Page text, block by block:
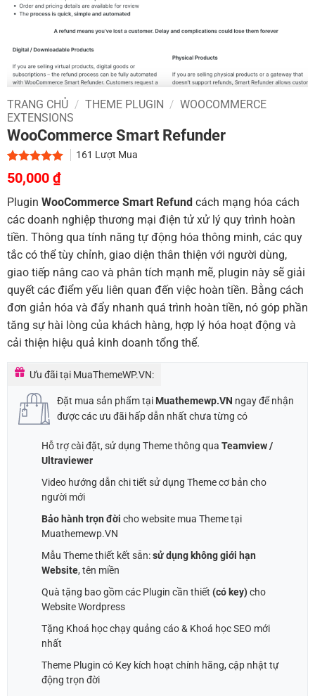
TRANG CHỦ / THEME PLUGIN / WOOCOMMERCE
EXTENSIONS
WooCommerce Smart Refunder
5.00 trên 5
dựa trên
2
161 Lượt Mua
Giá
gốc
là:
800,000 ₫.
50,000 ₫Giá
hiện
tại
là:
50,000 ₫.
Plugin WooCommerce Smart Refund cách mạng hóa cách
các doanh nghiệp thương mại điện tử xử lý quy trình hoàn
tiền. Thông qua tính năng tự động hóa thông minh, các quy
tắc có thể tùy chỉnh, giao diện thân thiện với người dùng,
giao tiếp nâng cao và phân tích mạnh mẽ, plugin này sẽ giải
quyết các điểm yếu liên quan đến việc hoàn tiền. Bằng cách
đơn giản hóa và đẩy nhanh quá trình hoàn tiền, nó góp phần
tăng sự hài lòng của khách hàng, hợp lý hóa hoạt động và
cải thiện hiệu quả kinh doanh tổng thể.
Ưu đãi tại MuaThemeWP.VN:
Đặt mua sản phẩm tại Muathemewp.VN ngay để nhận
được các ưu đãi hấp dẫn nhất chưa từng có
Hỗ trợ cài đặt, sử dụng Theme thông qua Teamview /
Ultraviewer
Video hướng dẫn chi tiết sử dụng Theme cơ bản cho
người mới
Bảo hành trọn đời cho website mua Theme tại
Muathemewp.VN
Mẫu Theme thiết kết sẵn:sử dụng không giới hạn
Website, tên miền
Quà tặng bao gồm các Plugin cần thiết (có key)cho
Website Wordpress
Tặng Khoá học chạy quảng cáo & Khoá học SEO mới
nhất
Theme Plugin có Key kích hoạt chính hãng, cập nhật tự
động trọn đời